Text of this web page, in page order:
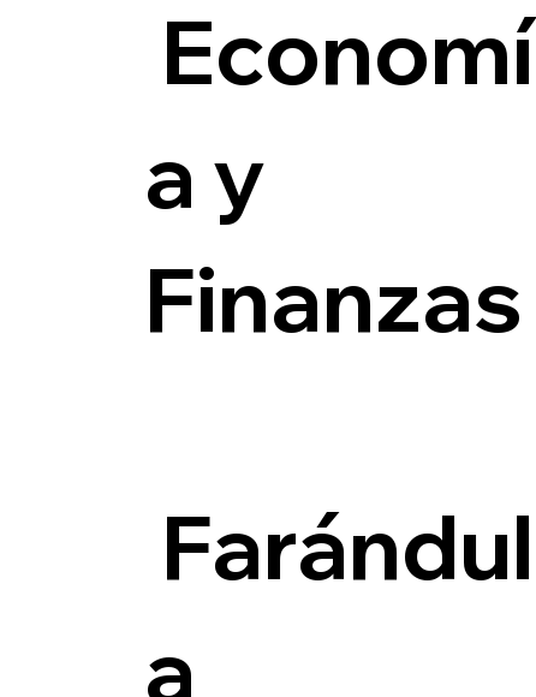
Economí
a y
Finanzas
Farándul
a